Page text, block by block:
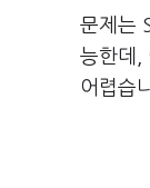
문제는
능한데,
어렵습